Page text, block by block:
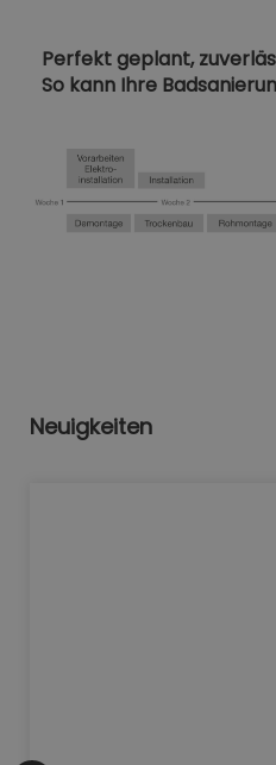
Perfekt geplant,
So kann Ihre
Neuigkeiten